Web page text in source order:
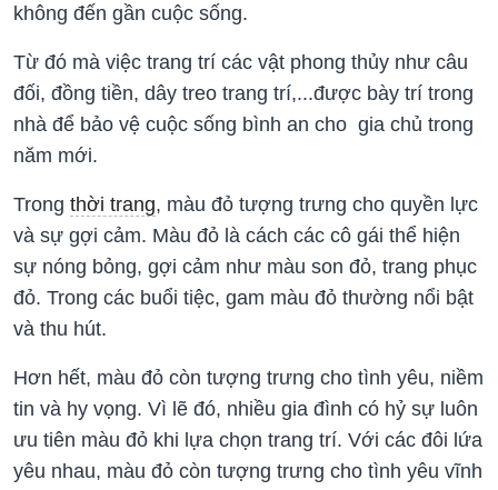
không đến gần cuộc sống.
Từ đó mà việc trang trí các vật phong thủy như câu
đối, đồng tiền, dây treo trang trí,...được bày trí trong
nhà để bảo vệ cuộc sống bình an cho gia chủ trong
năm mới.
Trong thời trang, màu đỏ tượng trưng cho quyền lực
và sự gợi cảm. Màu đỏ là cách các cô gái thể hiện
sự nóng bỏng, gợi cảm như màu son đỏ, trang phục
đỏ. Trong các buổi tiệc, gam màu đỏ thường nổi bật
và thu hút.
Hơn hết, màu đỏ còn tượng trưng cho tình yêu, niềm
tin và hy vọng. Vì lẽ đó, nhiều gia đình có hỷ sự luôn
ưu tiên màu đỏ khi lựa chọn trang trí. Với các đôi lứa
yêu nhau, màu đỏ còn tượng trưng cho tình yêu vĩnh